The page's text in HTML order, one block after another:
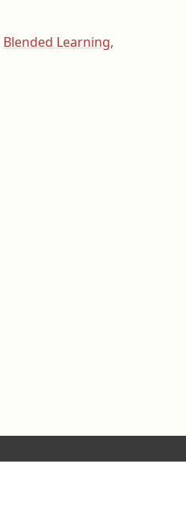
Blended Learning,